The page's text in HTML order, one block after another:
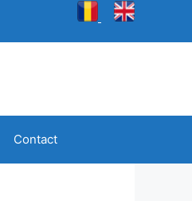
Contact